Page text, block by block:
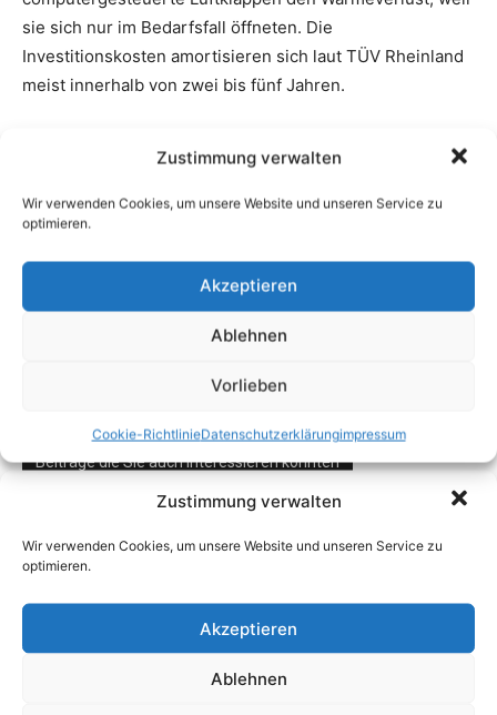
Zustimmung verwalten
Wir verwenden Cookies, um unsere Website und unseren Service zu
optimieren.
Akzeptieren
Ablehnen
Vorlieben
Cookie-RichtlinieDatenschutzerklärungimpressum